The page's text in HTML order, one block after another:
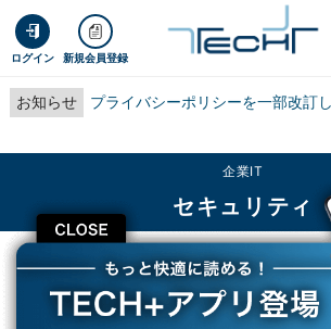
ログイン 新規会員登録
お知らせ プライバシーポリシーを一部改訂
CLOSE
企業IT
セキュリティ
TECH+ 企業IT
セキュリティ
VMware製品に重大な脆弱性、2024年末ごろから中国